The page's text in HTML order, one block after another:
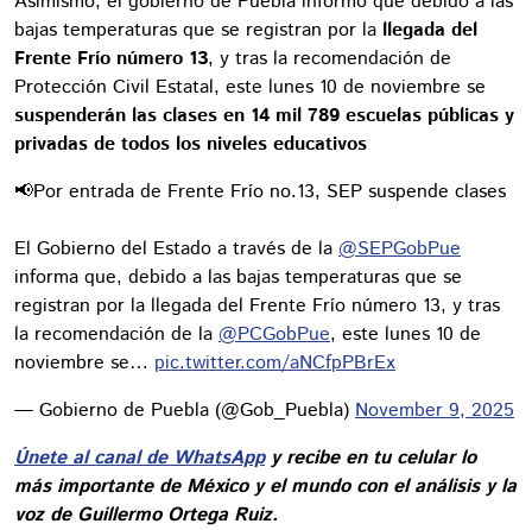
bajas temperaturas que se registran por la llegada del
Frente Frío número 13, y tras la recomendación de
Protección Civil Estatal, este lunes 10 de noviembre se
suspenderán las clases en 14 mil 789 escuelas públicas y
privadas de todos los niveles educativos
📢Por entrada de Frente Frío no.13, SEP suspende clases
El Gobierno del Estado a través de la @SEPGobPue
informa que, debido a las bajas temperaturas que se
registran por la llegada del Frente Frío número 13, y tras
la recomendación de la @PCGobPue, este lunes 10 de
noviembre se… pic.twitter.com/aNCfpPBrEx
— Gobierno de Puebla (@Gob_Puebla) November 9, 2025
Únete al canal de WhatsAppy recibe en tu celular lo
más importante de México y el mundo con el análisis y la
voz de Guillermo Ortega Ruiz.